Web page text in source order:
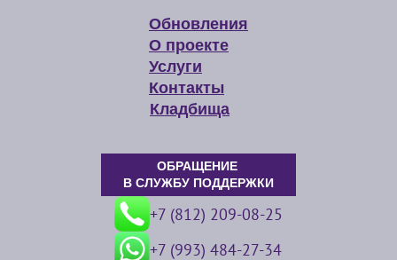
Обновления
О проекте
Услуги
Контакты
Кладбища
ОБРАЩЕНИЕ
В СЛУЖБУ ПОДДЕРЖКИ
+7 (812) 209-08-25
+7 (993) 484-27-34